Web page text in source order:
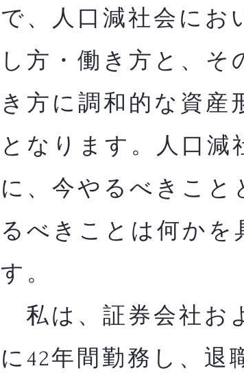
で、人口減社会にお
し方・働き方と、そ
き方に調和的な資産
となります。人口減
に、今やるべきこと
るべきことは何かを​
す。
私は、証券会社お
に42年間勤務し、退